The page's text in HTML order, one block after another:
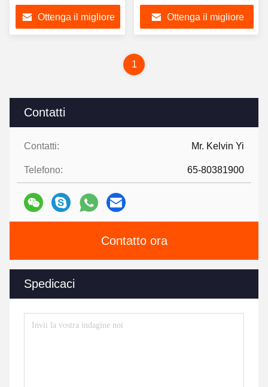
Contatti
Contatti: Mr. Kelvin Yi
Telefono: 65-80381900
Contatto ora
Spedicaci
ISO9001
Ottenga il migliore
termico
Ottenga il migliore
1